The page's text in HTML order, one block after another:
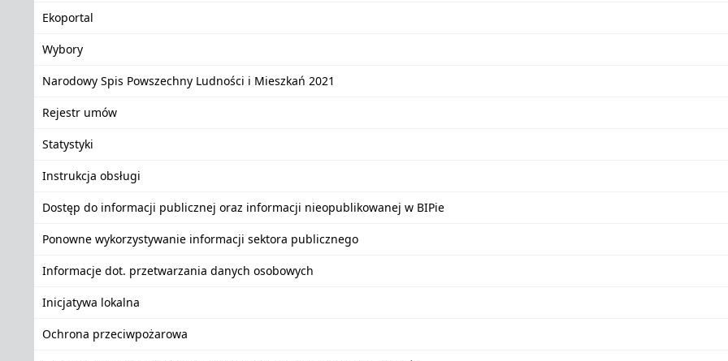
Ekoportal
Wybory
Narodowy Spis Powszechny Ludności i Mieszkań 2021
Rejestr umów
Statystyki
Instrukcja obsługi
Dostęp do informacji publicznej oraz informacji nieopublikowanej w BIPie
Ponowne wykorzystywanie informacji sektora publicznego
Informacje dot. przetwarzania danych osobowych
Inicjatywa lokalna
Ochrona przeciwpożarowa